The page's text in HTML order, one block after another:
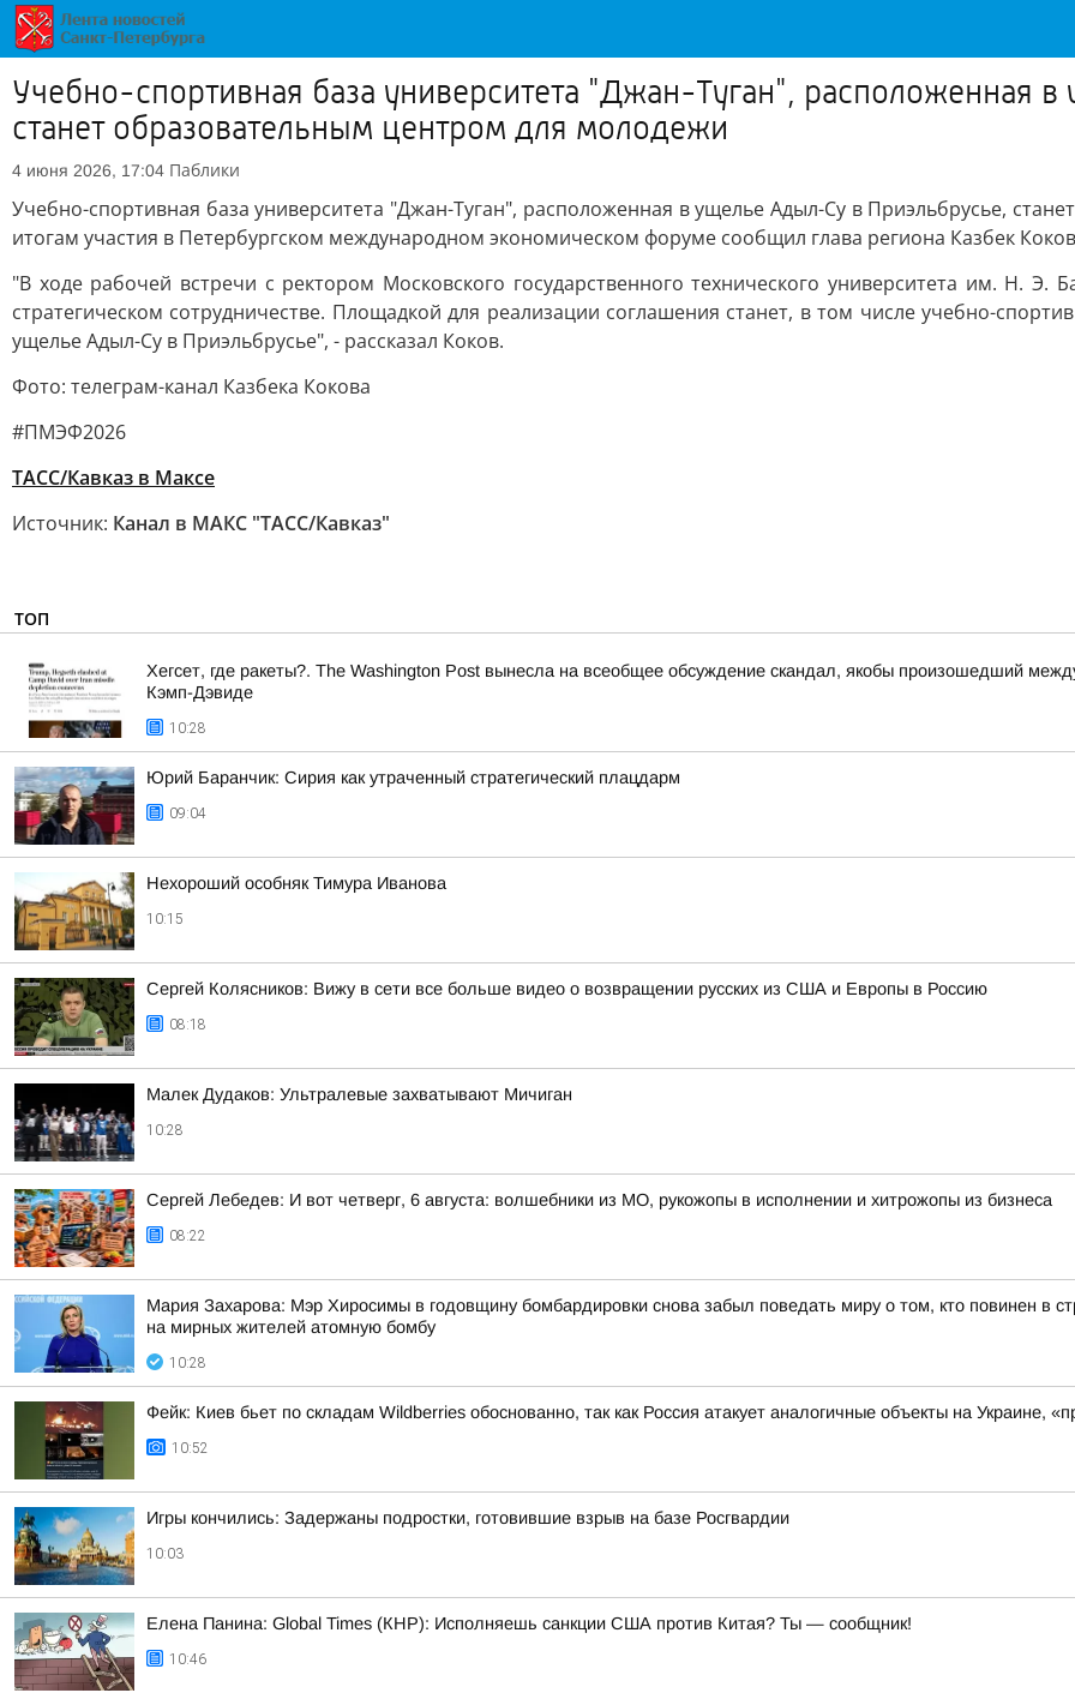
Учебно-спортивная база университета "Джан-Туган", расположенная
станет образовательным центром для молодежи
4 июня 2026, 17:04 Паблики
Учебно-спортивная база университета "Джан-Туган", расположенная в ущелье Адыл-Су в Приэльбрусье,
итогам участия в Петербургском международном экономическом форуме сообщил глава региона Казбек
"В ходе рабочей встречи с ректором Московского государственного технического университета им. Н.
стратегическом сотрудничестве. Площадкой для реализации соглашения станет, в том числе учебно-
ущелье Адыл-Су в Приэльбрусье", - рассказал Коков.
Фото: телеграм-канал Казбека Кокова
#ПМЭФ2026
ТАСС/Кавказ в Максе
Источник: Канал в МАКС "ТАСС/Кавказ"
ТОП
Хегсет, где ракеты?. The Washington Post вынесла на всеобщее обсуждение скандал, якобы произошедший
Кэмп-Дэвиде
10:28
Юрий Баранчик: Сирия как утраченный стратегический плацдарм
09:04
Нехороший особняк Тимура Иванова
10:15
Сергей Колясников: Вижу в сети все больше видео о возвращении русских из США и Европы в Россию
08:18
Малек Дудаков: Ультралевые захватывают Мичиган
10:28
Сергей Лебедев: И вот четверг, 6 августа: волшебники из МО, рукожопы в исполнении и хитрожопы из бизнеса
08:22
Мария Захарова: Мэр Хиросимы в годовщину бомбардировки снова забыл поведать миру о том, кто повинен в
на мирных жителей атомную бомбу
10:28
Фейк: Киев бьет по складам Wildberries обоснованно, так как Россия атакует аналогичные объекты на Украине,
10:52
Игры кончились: Задержаны подростки, готовившие взрыв на базе Росгвардии
10:03
Елена Панина: Global Times (КНР): Исполняешь санкции США против Китая? Ты — сообщник!
10:46